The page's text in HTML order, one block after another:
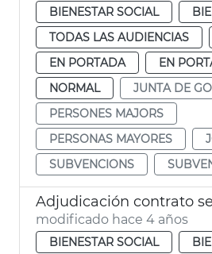
BIENESTAR SOCIAL
TODAS LAS AUDIENCIAS
EN PORTADA
EN
NORMAL
JUNTA DE
PERSONES MAJORS
PERSONAS MAYORES
SUBVENCIONS
modificado hace 4 años
BIENESTAR SOCIAL